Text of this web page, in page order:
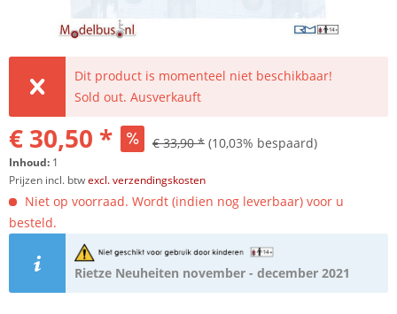
Dit product is momenteel niet beschikbaar!
Sold out. Ausverkauft
€ 30,50 * € 33,90 * (10,03% bespaard)
Inhoud: 1
Prijzen incl. btwexcl. verzendingskosten
Niet op voorraad. Wordt (indien nog leverbaar) voor u
besteld.
Rietze Neuheiten november - december 2021